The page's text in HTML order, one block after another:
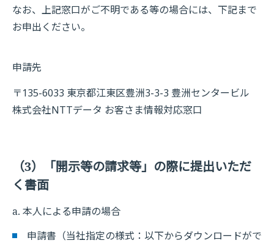
なお、上記窓口がご不明である等の場合には、下記まで
お申出ください。
申請先
〒135-6033 東京都江東区豊洲3-3-3 豊洲センタービル
株式会社NTTデータ お客さま情報対応窓口
（3）「開示等の請求等」の際に提出いただ
く書面
a. 本人による申請の場合
申請書（当社指定の様式：以下からダウンロードがで